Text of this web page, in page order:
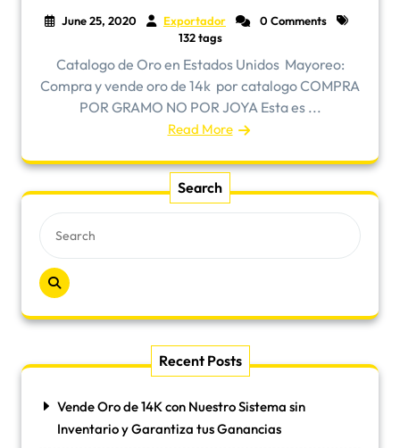
June 25, 2020 Exportador
0 Comments
132 tags
Catalogo de Oro en Estados Unidos ​Mayoreo:
Compra y vende oro de 14k por catalogo COMPRA
POR GRAMO NO POR JOYA Esta es ...
Read More
Search
Recent Posts
Vende Oro de 14K con Nuestro Sistema sin
Inventario y Garantiza tus Ganancias